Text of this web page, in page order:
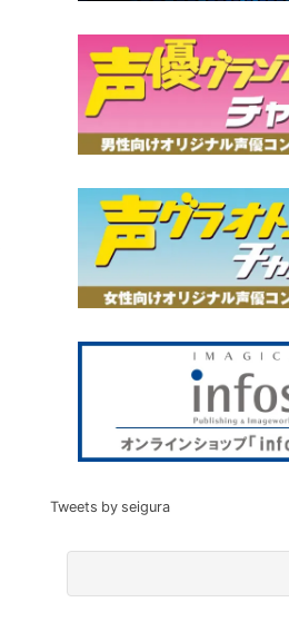
Tweets by seigura